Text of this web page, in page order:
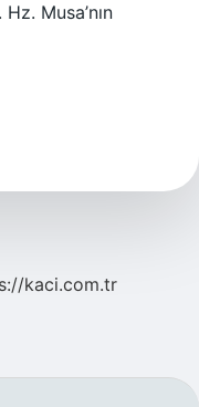
Musa’nın
kaci.com.tr